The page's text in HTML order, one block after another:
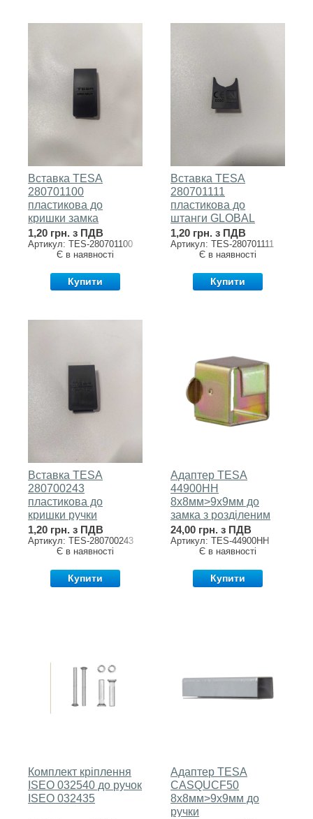
Вставка TESA
280701100
пластикова до
кришки замка
GLOBAL1S
1,20 грн. з ПДВ
Артикул: TES-280701100
Є в наявності
Купити
Вставка TESA
280701111
пластикова до
штанги GLOBAL
1,20 грн. з ПДВ
Артикул: TES-280701111
Є в наявності
Купити
Вставка TESA
280700243
пластикова до
кришки ручки
GLOBAL1E
1,20 грн. з ПДВ
Артикул: TES-280700243
Є в наявності
Купити
Адаптер TESA
44900HH
8x8мм>9x9мм до
замка з розділеним
штоком
24,00 грн. з ПДВ
Артикул: TES-44900HH
Є в наявності
Купити
Комплект кріплення
ISEO 032540 до ручок
ISEO 032435
Адаптер TESA
CASQUCF50
8x8мм>9x9мм до
ручки